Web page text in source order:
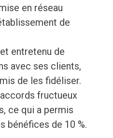
en réseau
de
entretenu de
avec ses clients,
de les fidéliser.
fructueux
ce qui a permis
bénéfices de 10 %.